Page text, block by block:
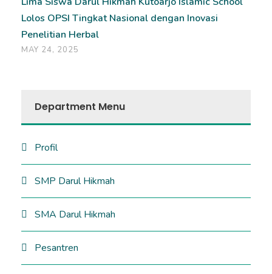
Lolos OPSI Tingkat Nasional dengan Inovasi
Penelitian Herbal
MAY 24, 2025
Department Menu
Profil
SMP Darul Hikmah
SMA Darul Hikmah
Pesantren